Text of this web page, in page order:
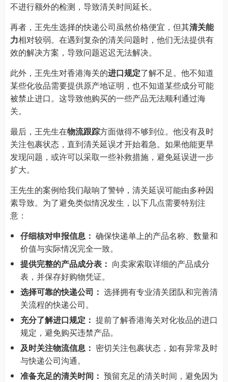
不进行额外的检测，导致清关时间延长。
再者，王先生选择的快递公司虽然价格便宜，但其清关能
力相对较弱。在遇到复杂的清关问题时，他们无法提供有
效的解决方案，导致问题迟迟无法解决。
此外，王先生对香港海关的进口规定了解不足。他不知道
某些化妆品需要提供原产地证明，也不知道某些成分可能
被禁止进口。这导致他购买的一些产品无法顺利通过海
关。
最后，王先生在物流跟踪方面做得不够到位。他没有及时
关注包裹状态，直到清关延误才开始着急。如果他能更早
发现问题，或许可以采取一些补救措施，避免延误进一步
扩大。
王先生的案例给我们敲响了警钟，清关延误可能由多种因
素导致。为了避免类似情况发生，以下几点需要特别注
意：
仔细核对申报信息： 确保快递单上的产品名称、数量和
价值与实际情况完全一致。
提供完整的产品成分表： 向卖家索取详细的产品成分
表，并保存好购物凭证。
选择可靠的快递公司： 选择拥有专业清关团队和完善清
关流程的快递公司。
充分了解进口规定： 提前了解香港海关对化妆品的进口
规定，避免购买违禁产品。
及时关注物流信息： 密切关注包裹状态，如有异常及时
与快递公司沟通。
准备充足的清关时间： 预留充足的清关时间，避免因为